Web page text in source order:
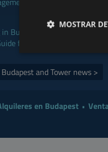
Budapest Real Estate is a
for Investors
and Tower news >
en Budapest
MOSTRAR